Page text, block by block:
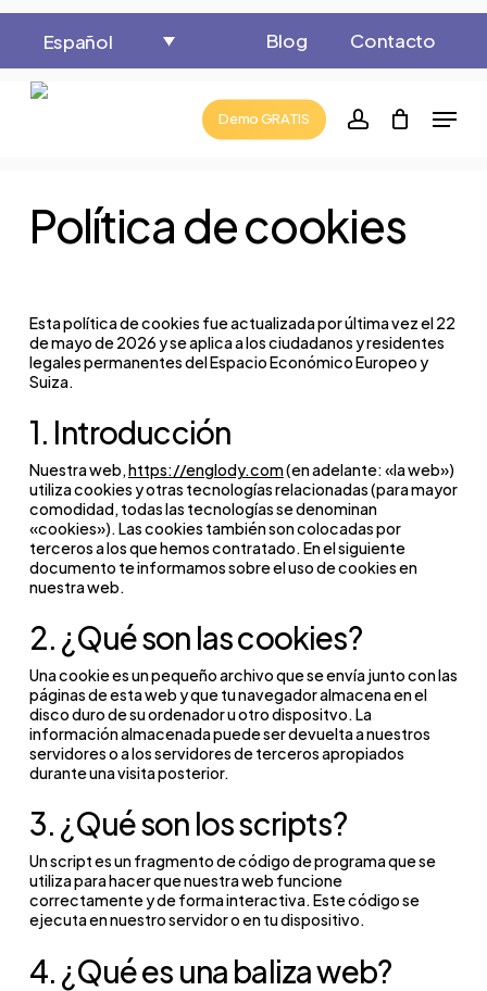
Skip
main
Español Blog Contacto
Demo GRATIS accountMenu
Cart Close
Cart
Política de cookies
Esta política de cookies fue actualizada por última vez el 22
de mayo de 2026 y se aplica a los ciudadanos y residentes
legales permanentes del Espacio Económico Europeo y
Suiza.
1. Introducción
Nuestra web,https://englody.com(en adelante: «la web»)
utiliza cookies y otras tecnologías relacionadas (para mayor
comodidad, todas las tecnologías se denominan
«cookies»). Las cookies también son colocadas por
terceros a los que hemos contratado. En el siguiente
documento te informamos sobre el uso de cookies en
nuestra web.
2. ¿Qué son las cookies?
Una cookie es un pequeño archivo que se envía junto con las
páginas de esta web y que tu navegador almacena en el
disco duro de su ordenador u otro dispositvo. La
información almacenada puede ser devuelta a nuestros
servidores o a los servidores de terceros apropiados
durante una visita posterior.
3. ¿Qué son los scripts?
Un script es un fragmento de código de programa que se
utiliza para hacer que nuestra web funcione
correctamente y de forma interactiva. Este código se
ejecuta en nuestro servidor o en tu dispositivo.
4. ¿Qué es una baliza web?